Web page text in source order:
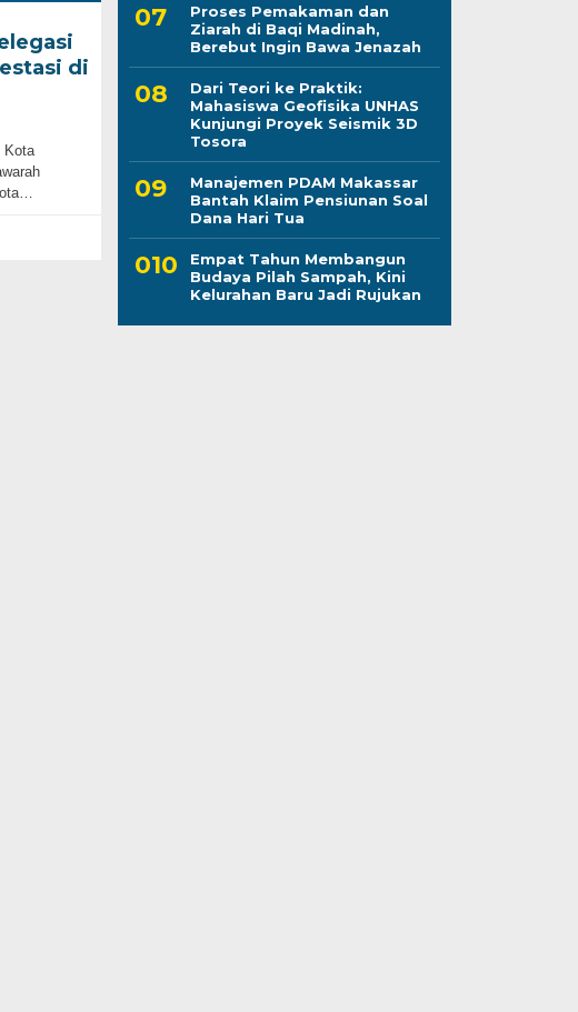
di
Kota
Proses Pemakaman dan
Ziarah di Baqi Madinah,
Berebut Ingin Bawa Jenazah
Dari Teori ke Praktik:
Mahasiswa Geofisika UNHAS
Kunjungi Proyek Seismik 3D
Tosora
Manajemen PDAM Makassar
Bantah Klaim Pensiunan Soal
Dana Hari Tua
Empat Tahun Membangun
Budaya Pilah Sampah, Kini
Kelurahan Baru Jadi Rujukan